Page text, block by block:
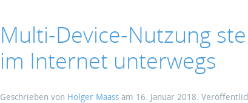
Multi-Device-Nutzung
im Internet unterwegs
Geschrieben von Holger Maass am 16. Januar 2018.